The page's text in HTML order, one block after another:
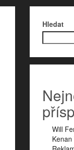
Hledat
Will